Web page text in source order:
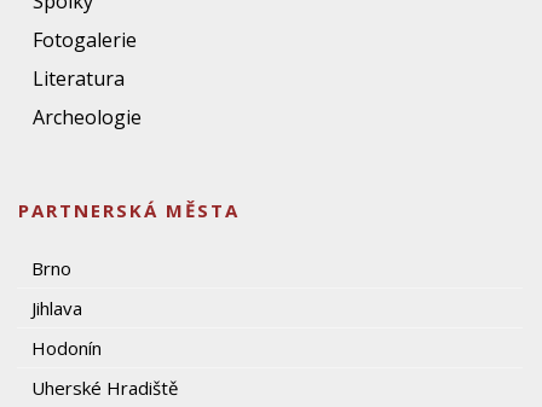
Fotogalerie
Literatura
Archeologie
PARTNERSKÁ MĚSTA
Brno
Jihlava
Hodonín
Uherské Hradiště